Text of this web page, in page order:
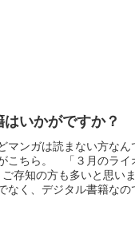
はいかがですか？
マンガは読まない方な
こちら。 「３月のラ
存知の方も多いと思い
なく、デジタル書籍なの